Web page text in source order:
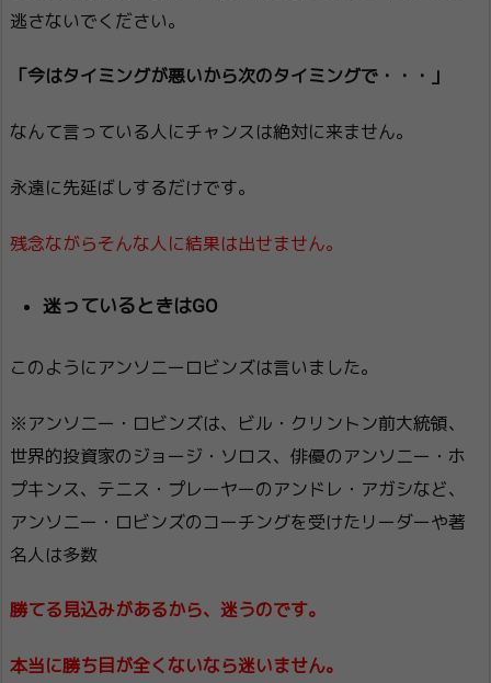
逃さないでください。
「今はタイミングが悪いから次のタイミングで・・・」
なんて言っている人にチャンスは絶対に来ません。
永遠に先延ばしするだけです。
残念ながらそんな人に結果は出せません。
迷っているときはGO
このようにアンソニーロビンズは言いました。
※アンソニー・ロビンズは、ビル・クリントン前大統領、
世界的投資家のジョージ・ソロス、俳優のアンソニー・ホ
プキンス、テニス・プレーヤーのアンドレ・アガシなど、
アンソニー・ロビンズのコーチングを受けたリーダーや著
名人は多数
勝てる見込みがあるから、迷うのです。
本当に勝ち目が全くないなら迷いません。